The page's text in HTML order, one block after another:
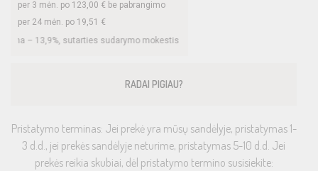
per 3 mėn. po 123,00 € be pabrangimo
per 24 mėn. po 19,51 €
sudarymo mokestis - 3%, mėnesio sutarties mokestis –
RADAI PIGIAU?
Pristatymo terminas: Jei prekė yra mūsų sandėlyje, pristatymas 1-
3 d.d., jei prekės sandėlyje neturime, pristatymas 5-10 d.d. Jei
prekės reikia skubiai, dėl pristatymo termino susisiekite: